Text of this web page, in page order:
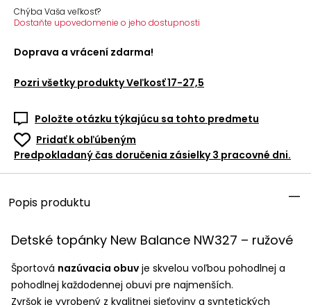
Chýba Vaša veľkosť?
Dostaňte upovedomenie o jeho dostupnosti
Doprava a vrácení zdarma!
Pozri všetky produktyVeľkosť 17-27,5
Položte otázku týkajúcu sa tohto predmetu
Pridať k obľúbeným
Predpokladaný čas doručenia zásielky 3 pracovné dni.
Popis produktu
Detské topánky New Balance NW327 – ružové
Športová nazúvacia obuv je skvelou voľbou pohodlnej a
pohodlnej každodennej obuvi pre najmenších.
Zvršok je vyrobený z kvalitnej sieťoviny a syntetických